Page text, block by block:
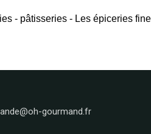
- pâtisseries - Les épiceries
gourmand.fr